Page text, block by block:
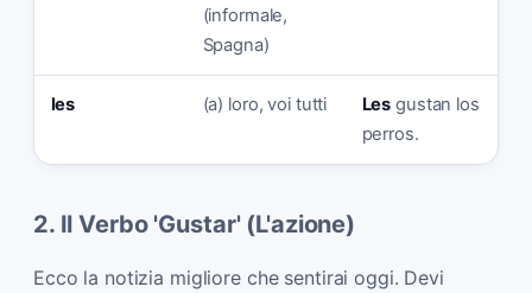
(informale,
Spagna)
les (a) loro, voi tutti Les gustan los
perros.
2. Il Verbo 'Gustar' (L'azione)
Ecco la notizia migliore che sentirai oggi. Devi